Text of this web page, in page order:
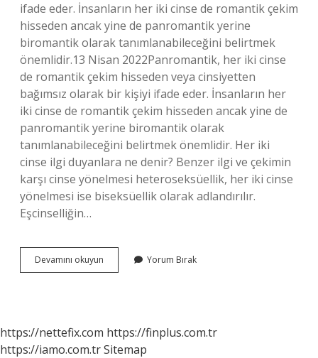
ifade eder. İnsanların her iki cinse de romantik çekim
hisseden ancak yine de panromantik yerine
biromantik olarak tanımlanabileceğini belirtmek
önemlidir.13 Nisan 2022Panromantik, her iki cinse
de romantik çekim hisseden veya cinsiyetten
bağımsız olarak bir kişiyi ifade eder. İnsanların her
iki cinse de romantik çekim hisseden ancak yine de
panromantik yerine biromantik olarak
tanımlanabileceğini belirtmek önemlidir. Her iki
cinse ilgi duyanlara ne denir? Benzer ilgi ve çekimin
karşı cinse yönelmesi heteroseksüellik, her iki cinse
yönelmesi ise biseksüellik olarak adlandırılır.
Eşcinselliğin…
Devamını okuyun
Iki
Ne
Denir
Yorum Bırak
https://nettefix.com https://finplus.com.tr
https://iamo.com.trSitemap